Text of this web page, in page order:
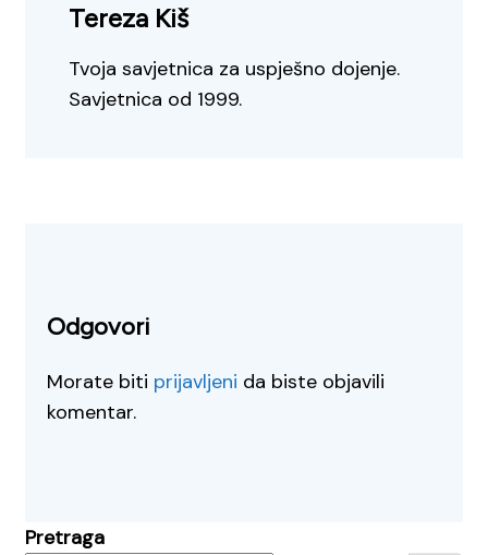
Tereza Kiš
Tvoja savjetnica za uspješno dojenje.
Savjetnica od 1999.
Odgovori
Morate biti prijavljeni da biste objavili
komentar.
Pretraga